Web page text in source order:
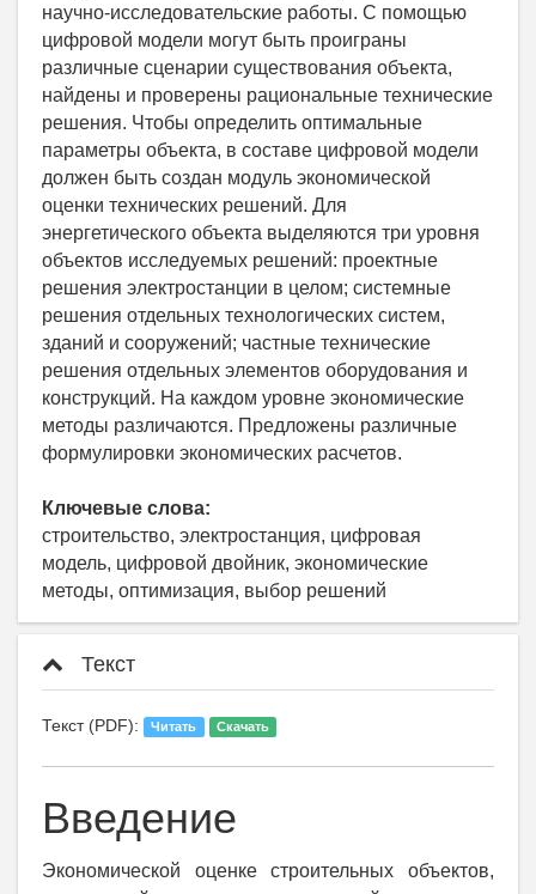
научно-исследовательские работы. С помощью
цифровой модели могут быть проиграны
различные сценарии существования объекта,
найдены и проверены рациональные технические
решения. Чтобы определить оптимальные
параметры объекта, в составе цифровой модели
должен быть создан модуль экономической
оценки технических решений. Для
энергетического объекта выделяются три уровня
объектов исследуемых решений: проектные
решения электростанции в целом; системные
решения отдельных технологических систем,
зданий и сооружений; частные технические
решения отдельных элементов оборудования и
конструкций. На каждом уровне экономические
методы различаются. Предложены различные
формулировки экономических расчетов.
Ключевые слова:
строительство, электростанция, цифровая
модель, цифровой двойник, экономические
методы, оптимизация, выбор решений
Текст
Текст (PDF): Читать Скачать
Введение
Экономической оценке строительных объектов,